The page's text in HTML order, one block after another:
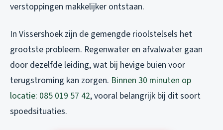
verstoppingen makkelijker ontstaan.
In Vissershoek zijn de gemengde rioolstelsels het
grootste probleem. Regenwater en afvalwater gaan
door dezelfde leiding, wat bij hevige buien voor
terugstroming kan zorgen. Binnen 30 minuten op
locatie: 085 019 57 42, vooral belangrijk bij dit soort
spoedsituaties.